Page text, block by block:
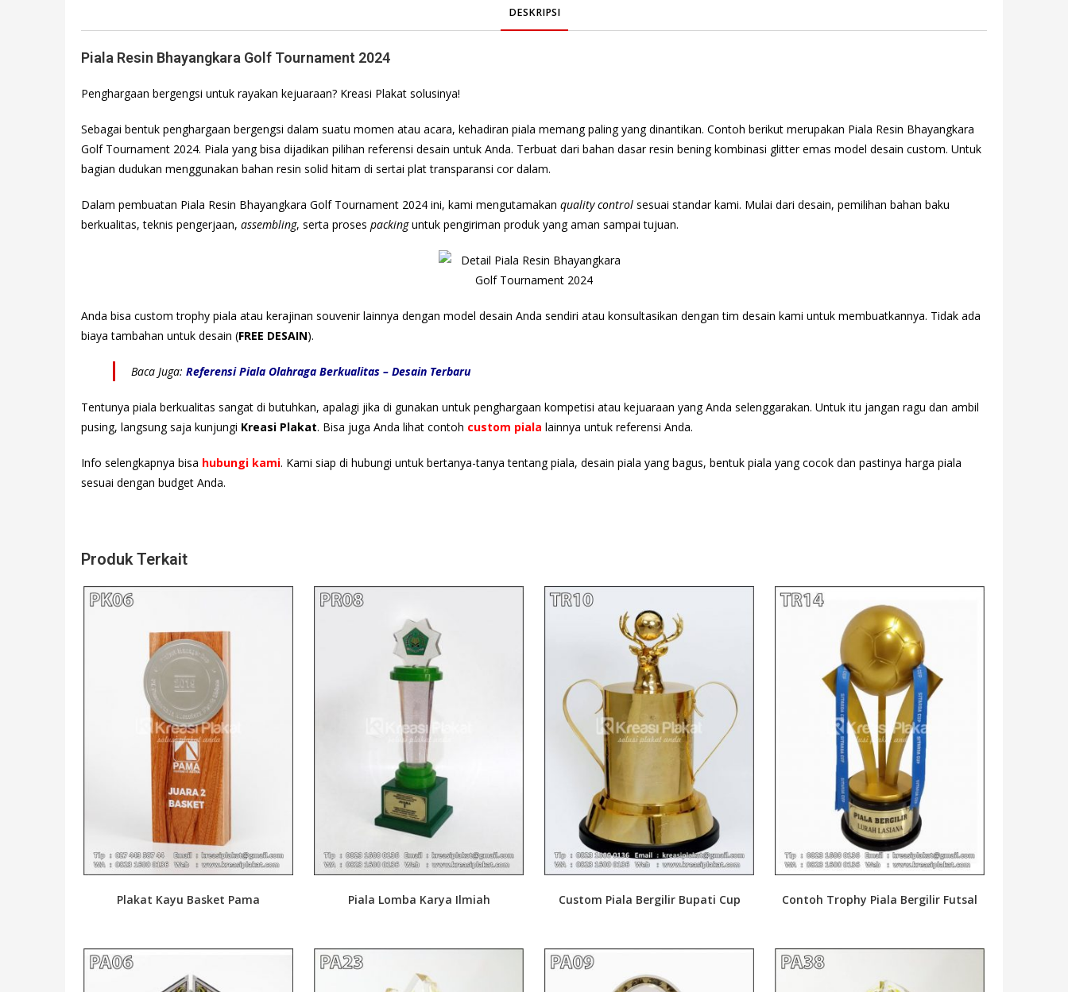
DESKRIPSI
Piala Resin Bhayangkara Golf Tournament 2024
Penghargaan bergengsi untuk rayakan kejuaraan? Kreasi Plakat solusinya!
Sebagai bentuk penghargaan bergengsi dalam suatu momen atau acara, kehadiran piala memang paling yang dinantikan. Contoh berikut merupakan Piala Resin Bhayangkara
Golf Tournament 2024. Piala yang bisa dijadikan pilihan referensi desain untuk Anda. Terbuat dari bahan dasar resin bening kombinasi glitter emas model desain custom. Untuk
bagian dudukan menggunakan bahan resin solid hitam di sertai plat transparansi cor dalam.
Dalam pembuatan Piala Resin Bhayangkara Golf Tournament 2024 ini, kami mengutamakan quality control sesuai standar kami. Mulai dari desain, pemilihan bahan baku
berkualitas, teknis pengerjaan, assembling, serta proses packinguntuk pengiriman produk yang aman sampai tujuan.
Anda bisa custom trophy piala atau kerajinan souvenir lainnya dengan model desain Anda sendiri atau konsultasikan dengan tim desain kami untuk membuatkannya. Tidak ada
biaya tambahan untuk desain (FREE DESAIN).
Baca Juga: Referensi Piala Olahraga Berkualitas – Desain Terbaru
Tentunya piala berkualitas sangat di butuhkan, apalagi jika di gunakan untuk penghargaan kompetisi atau kejuaraan yang Anda selenggarakan. Untuk itu jangan ragu dan ambil
pusing, langsung saja kunjungi Kreasi Plakat. Bisa juga Anda lihat contoh custom piala lainnya untuk referensi Anda.
Info selengkapnya bisa hubungi kami. Kami siap di hubungi untuk bertanya-tanya tentang piala, desain piala yang bagus, bentuk piala yang cocok dan pastinya harga piala
sesuai dengan budget Anda.
Produk Terkait
Plakat Kayu Basket Pama Piala Lomba Karya Ilmiah Custom Piala Bergilir Bupati Cup Contoh Trophy Piala Bergilir Futsal